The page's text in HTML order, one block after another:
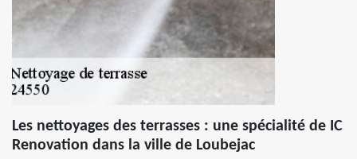
Les nettoyages des terrasses : une spécialité de IC
Renovation dans la ville de Loubejac